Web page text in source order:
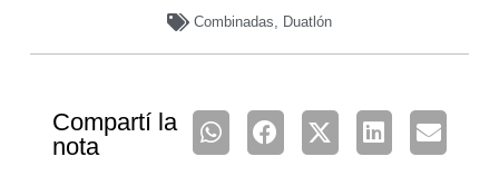
Combinadas, Duatlón
Compartí la
nota